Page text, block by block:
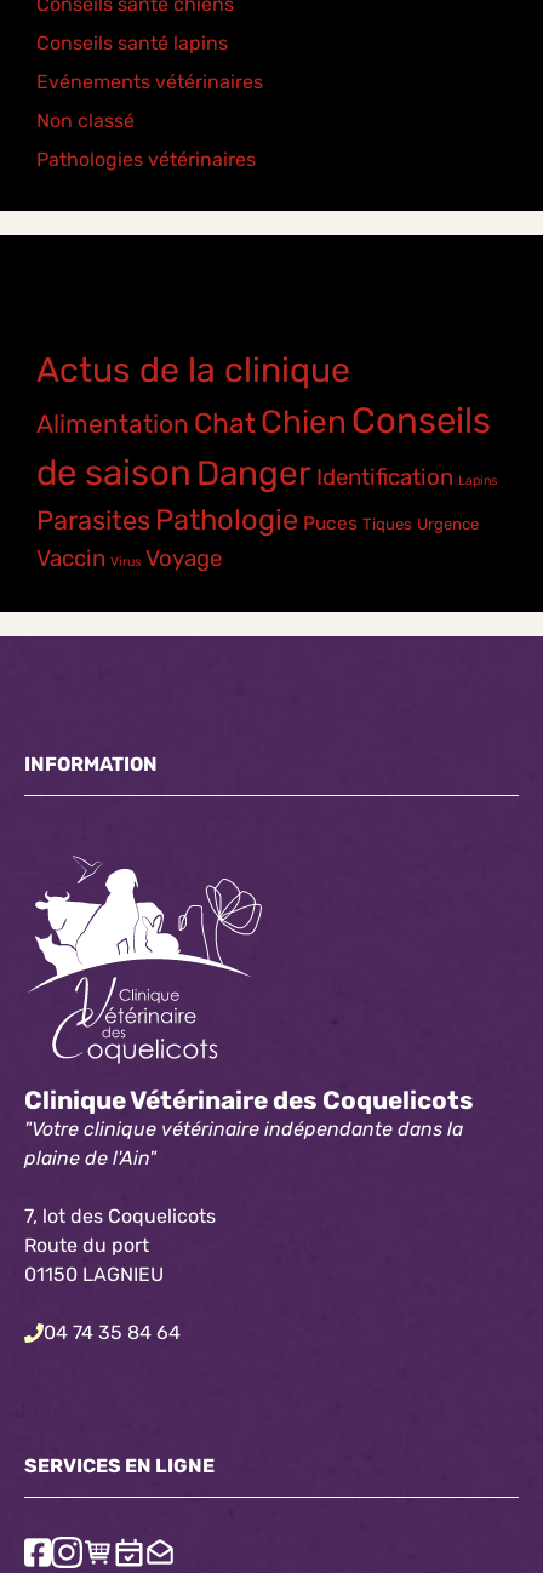
Conseils santé lapins
Evénements vétérinaires
Non classé
Pathologies vétérinaires
Actus de la clinique
Alimentation ChatChien Conseils
de saison Danger Identification Lapins
Parasites Pathologie Puces Tiques Urgence
Vaccin Virus Voyage
INFORMATION
Clinique Vétérinaire des Coquelicots
"Votre clinique vétérinaire indépendante dans la
plaine de l'Ain"
7, lot des Coquelicots
Route du port
01150 LAGNIEU
04 74 35 84 64
SERVICES EN LIGNE